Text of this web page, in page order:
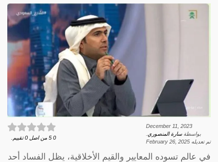
December 11, 2023
بواسطةسارة المنصوري
تم تعديله February 26, 2025
0
5 من اصل 0 تقييم.
في عالم تسوده المعايير والقيم الأخلاقية، يظل الفساد أحد